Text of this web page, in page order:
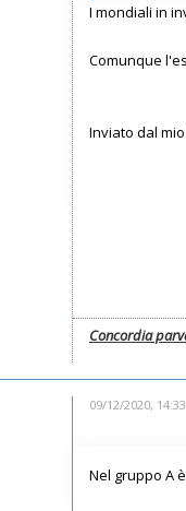
I mondiali in
Comunque
Inviato dal
Concordia
09/12/2020, 14:33
Nel gruppo A